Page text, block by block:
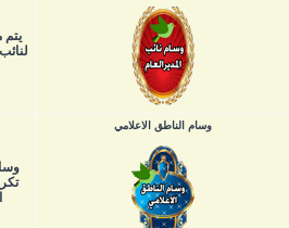
يتم
وسام الناطق الاعلامي